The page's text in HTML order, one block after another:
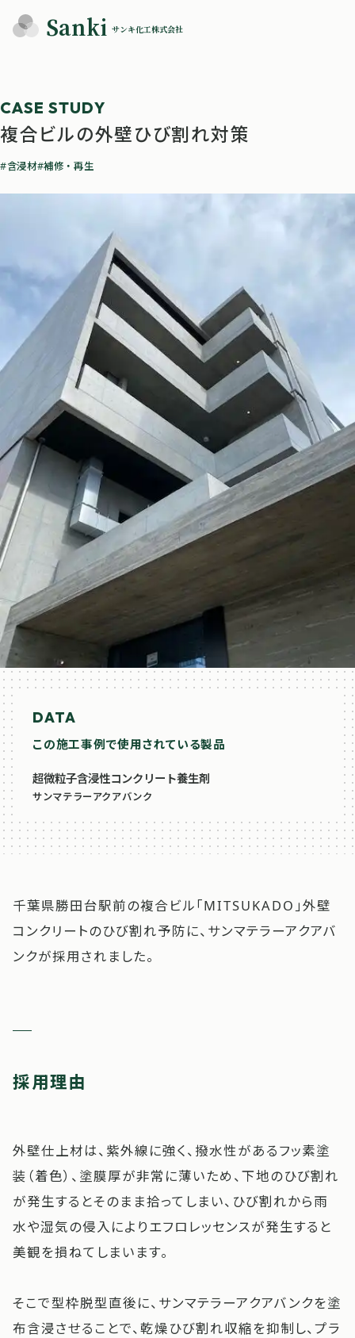
Sanki サンキ化工株式会社
複合ビルの外壁ひび割れ対策
含浸材 補修・再生
DATA
この施工事例で使用されている製品
超微粒子含浸性コンクリート養生剤
サンマテラーアクアバンク
千葉県勝田台駅前の複合ビル「MITSUKADO」外壁
コンクリートのひび割れ予防に、サンマテラーアクアバ
ンクが採用されました。
採用理由
外壁仕上材は、紫外線に強く、撥水性があるフッ素塗
装（着色）、塗膜厚が非常に薄いため、下地のひび割れ
が発生するとそのまま拾ってしまい、ひび割れから雨
水や湿気の侵入によりエフロレッセンスが発生すると
美観を損ねてしまいます。
そこで型枠脱型直後に、サンマテラーアクアバンクを塗
布含浸させることで、乾燥ひび割れ収縮を抑制し、プラ